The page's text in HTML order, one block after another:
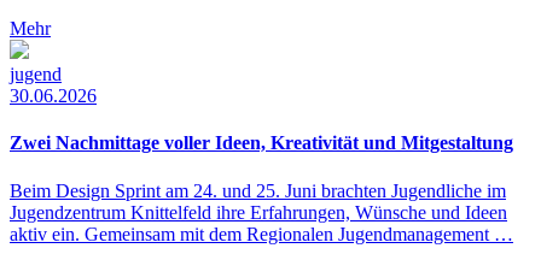
Mehr
jugend
30.06.2026
Zwei Nachmittage voller Ideen, Kreativität und Mitgestaltung
Beim Design Sprint am 24. und 25. Juni brachten Jugendliche im
Jugendzentrum Knittelfeld ihre Erfahrungen, Wünsche und Ideen
aktiv ein. Gemeinsam mit dem Regionalen Jugendmanagement …